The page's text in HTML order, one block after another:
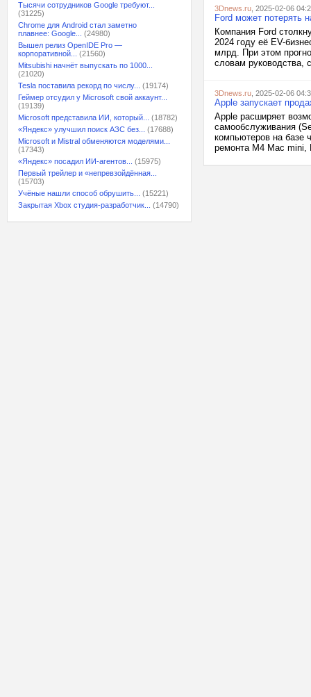
Тысячи сотрудников Google требуют...
(31225)
Chrome для Android стал заметно
плавнее: Google...
(24980)
Вышел релиз OpenIDE Pro —
корпоративной...
(21560)
Mitsubishi начнёт выпускать по 1000...
(21020)
Tesla поставила рекорд по числу...
(19174)
Геймер отсудил у Microsoft свой аккаунт...
(19139)
Microsoft представила ИИ, который...
(18782)
«Яндекс» улучшил поиск АЗС без...
(17688)
Microsoft и Mistral обменяются моделями...
(17343)
«Яндекс» посадил ИИ-агентов...
(15975)
Первый трейлер и «непревзойдённая...
(15703)
Учёные нашли способ обрушить...
(15221)
Закрытая Xbox студия-разработчик...
(14790)
3Dnews.ru , 2025-02-06
Ford может потерять
Компания Ford
2024 году её EV-
млрд. При этом
словам руководства,
3Dnews.ru , 2025-02-06
Apple запускает
Apple расширяет
самообслуживания
компьютеров на базе
ремонта M4 Mac